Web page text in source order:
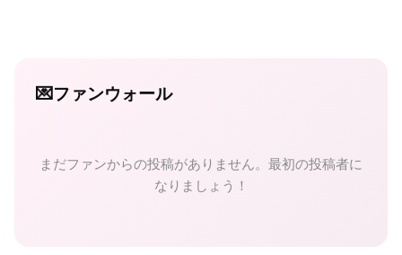
💌ファンウォール
まだファンからの投稿がありません。最初の投稿者に
なりましょう！